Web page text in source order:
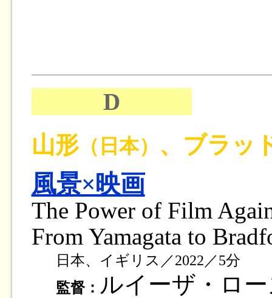
D
山形（日本） 、ブラッ
風景×映画
The Power of Film
From Yamagata to
日本、イギリス／2022／5分
監督： ルイーザ・ロ